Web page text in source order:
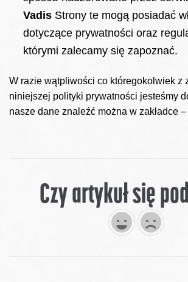
Vadis Strony te mogą posiadać
dotyczące prywatności oraz
którymi zalecamy się zapoznać.
W razie wątpliwości co któregokolwiek z
niniejszej polityki prywatności jesteśmy
nasze dane znaleźć można w zakładce –
Czy artykuł się